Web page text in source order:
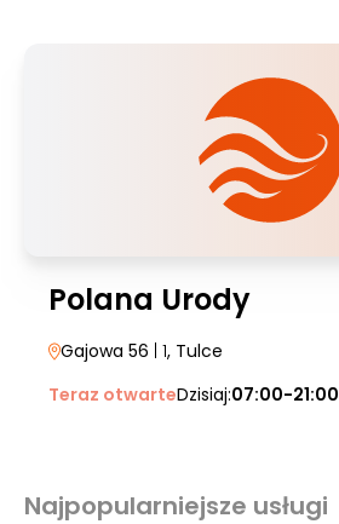
Polana Urody
Gajowa 56 | 1, Tulce
Teraz otwarteDzisiaj:07:00-21:00
Najpopularniejsze usługi